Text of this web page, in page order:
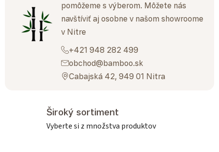
pomôžeme s výberom. Môžete nás
navštíviť aj osobne v našom showroome
v Nitre
+421 948 282 499
obchod@bamboo.sk
Cabajská 42, 949 01 Nitra
Široký sortiment
Vyberte si z množstva produktov